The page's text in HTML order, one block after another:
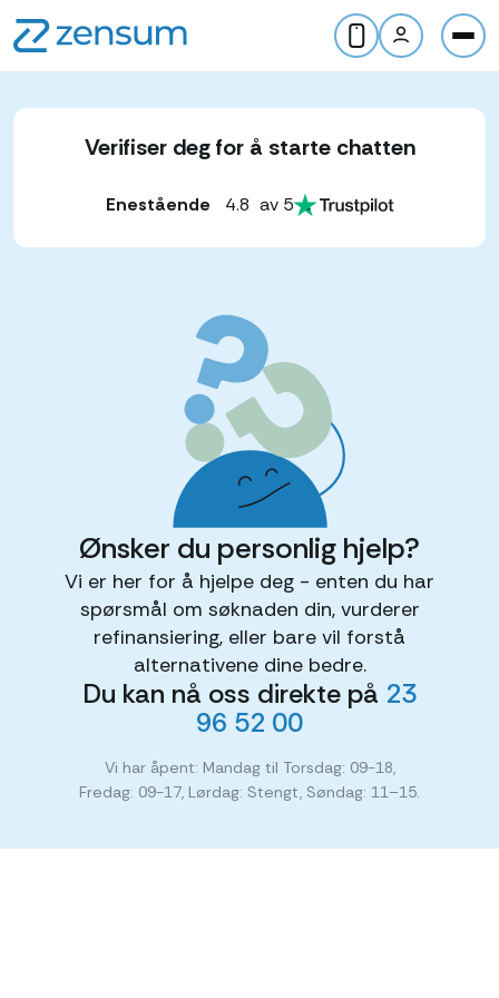
Verifiser deg for å starte chatten
Enestående 4.8 av 5
Ønsker du personlig hjelp?
Vi er her for å hjelpe deg - enten du har
spørsmål om søknaden din, vurderer
refinansiering, eller bare vil forstå
alternativene dine bedre.
Du kan nå oss direkte på 23
96 52 00
Vi har åpent: Mandag til Torsdag: 09-18,
Fredag: 09-17, Lørdag: Stengt, Søndag: 11–15.